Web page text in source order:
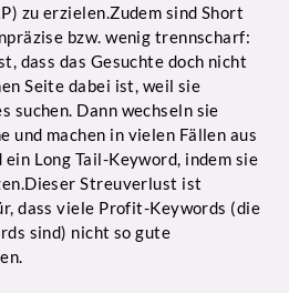
zu erzielen.Zudem sind Short
bzw. wenig trennscharf:
dass das Gesuchte doch nicht
Seite dabei ist, weil sie
suchen. Dann wechseln sie
und machen in vielen Fällen aus
Long Tail-Keyword, indem sie
Streuverlust ist
dass viele Profit-Keywords (die
sind) nicht so gute